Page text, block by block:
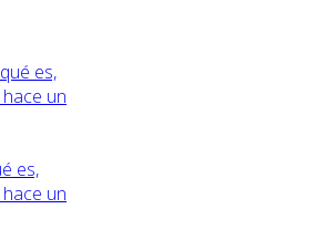
es,
un